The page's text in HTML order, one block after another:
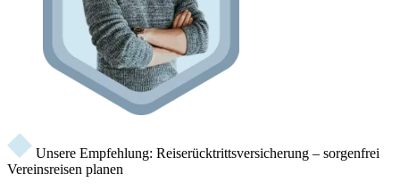
Unsere Empfehlung: Reiserücktrittsversicherung – sorgenfrei
Vereinsreisen planen